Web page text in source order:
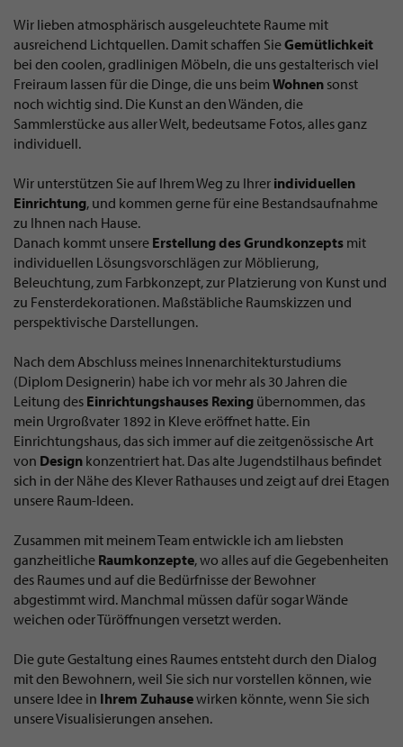
Wir lieben atmosphärisch ausgeleuchtete Raume mit
ausreichend Lichtquellen. Damit schaffen SieGemütlichkeit
bei den coolen, gradlinigen Möbeln, die uns gestalterisch viel
Freiraum lassen für die Dinge, die uns beim Wohnen sonst
noch wichtig sind. Die Kunst an den Wänden, die
Sammlerstücke aus aller Welt, bedeutsame Fotos, alles ganz
individuell.
Wir unterstützen Sie auf Ihrem Weg zu Ihrer individuellen
Einrichtung, und kommen gerne für eine Bestandsaufnahme
zu Ihnen nach Hause.
Danach kommt unsere Erstellung des Grundkonzepts mit
individuellen Lösungsvorschlägen zur Möblierung,
Beleuchtung, zum Farbkonzept, zur Platzierung von Kunst und
zu Fensterdekorationen. Maßstäbliche Raumskizzen und
perspektivische Darstellungen.
Nach dem Abschluss meines Innenarchitekturstudiums
(Diplom Designerin) habe ich vor mehr als 30 Jahren die
Leitung des Einrichtungshauses Rexing übernommen, das
mein Urgroßvater 1892 in Kleve eröffnet hatte. Ein
Einrichtungshaus, das sich immer auf die zeitgenössische Art
von Design konzentriert hat. Das alte Jugendstilhaus befindet
sich in der Nähe des Klever Rathauses und zeigt auf drei Etagen
unsere Raum-Ideen.
Zusammen mit meinem Team entwickle ich am liebsten
ganzheitliche Raumkonzepte, wo alles auf die Gegebenheiten
des Raumes und auf die Bedürfnisse der Bewohner
abgestimmt wird. Manchmal müssen dafür sogar Wände
weichen oder Türöffnungen versetzt werden.
Die gute Gestaltung eines Raumes entsteht durch den Dialog
mit den Bewohnern, weil Sie sich nur vorstellen können, wie
unsere Idee in Ihrem Zuhausewirken könnte, wenn Sie sich
unsere Visualisierungen ansehen.